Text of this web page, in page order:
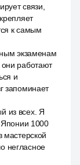
связи,
к самым
экзаменам
работают
и
запоминает
из всех. Я
Японии 1000
мастерской
негласное